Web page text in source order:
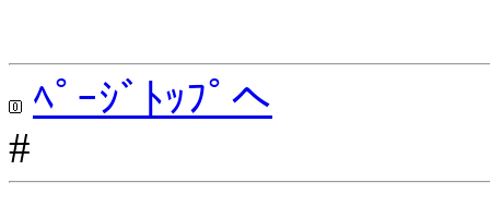
ﾍﾟｰｼﾞﾄｯﾌﾟへ
#